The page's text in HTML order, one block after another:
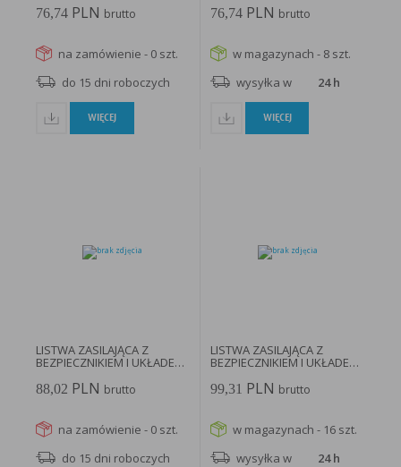
76,74PLN brutto
na zamówienie - 0 szt.
do 15 dni roboczych
WIĘCEJ
76,74 PLN brutto
w magazynach - 8 szt.
wysyłka w
24 h
WIĘCEJ
LISTWA ZASILAJĄCA Z
BEZPIECZNIKIEM I UKŁADEM
88,02 PLN brutto
na zamówienie - 0 szt.
do 15 dni roboczych
LISTWA ZASILAJĄCA Z
BEZPIECZNIKIEM I UKŁADEM
99,31 PLN brutto
w magazynach - 16 szt.
wysyłka w
24 h